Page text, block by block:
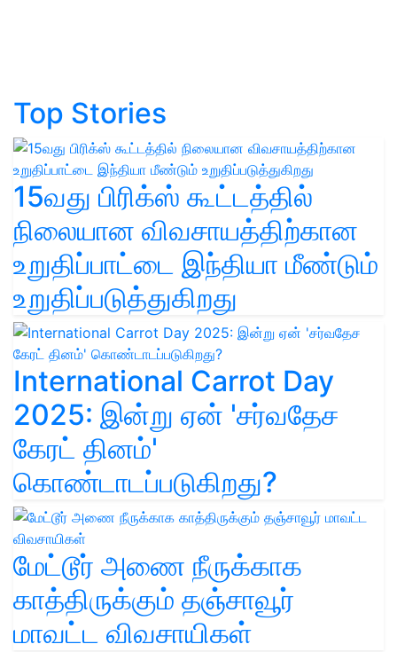
Top Stories
15வது பிரிக்ஸ் கூட்டத்தில்
நிலையான விவசாயத்திற்கான
உறுதிப்பாட்டை இந்தியா மீண்டும்
உறுதிப்படுத்துகிறது
International Carrot Day
2025: இன்று ஏன் 'சர்வதேச
கேரட் தினம்'
கொண்டாடப்படுகிறது?
மேட்டூர் அணை நீருக்காக
காத்திருக்கும் தஞ்சாவூர்
மாவட்ட விவசாயிகள்